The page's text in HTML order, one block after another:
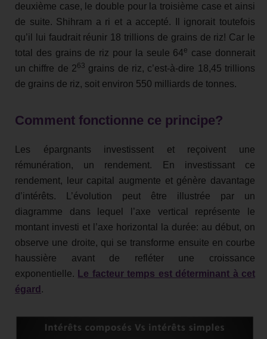
deuxième case, le double pour la troisième case et ainsi
de suite. Shihram a ri et a accepté. Il ignorait toutefois
qu’il lui faudrait réunir 18 trillions de grains de riz! Car le
total des grains de riz pour la seule 64e case donnerait
un chiffre de 263 grains de riz, c’est-à-dire 18,45 trillions
de grains de riz, soit environ 550 milliards de tonnes.
Comment fonctionne ce principe?
Les épargnants investissent et reçoivent une
rémunération, un rendement. En investissant ce
rendement, leur capital augmente et génère davantage
d’intérêts. L’évolution peut être illustrée par un
diagramme dans lequel l’axe vertical représente le
montant investi et l’axe horizontal la durée: au début, on
observe une droite, qui se transforme ensuite en courbe
haussière avant de refléter une croissance
exponentielle. Le facteur temps est déterminant à cet
égard .